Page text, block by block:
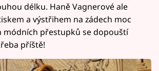
délku. Haně Vagnerové ale
a výstřihem na zádech moc
módních přestupků se dopouští
příště!